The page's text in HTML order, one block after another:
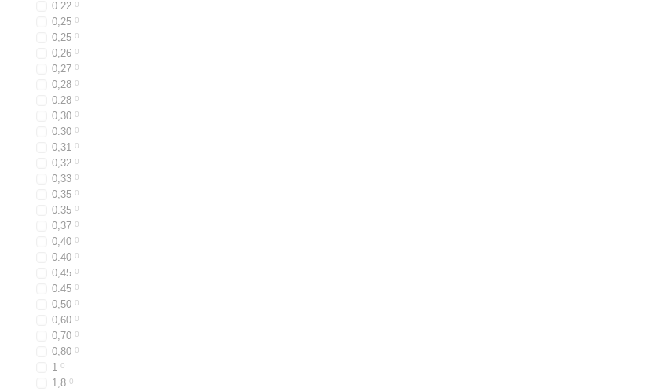
0.22 0
0,25 0
0,25 0
0,26 0
0,27 0
0,28 0
0.28 0
0,30 0
0.30 0
0,31 0
0,32 0
0,33 0
0,35 0
0.35 0
0,37 0
0,40 0
0.40 0
0,45 0
0.45 0
0,50 0
0,60 0
0,70 0
0,80 0
1 0
1,8 0